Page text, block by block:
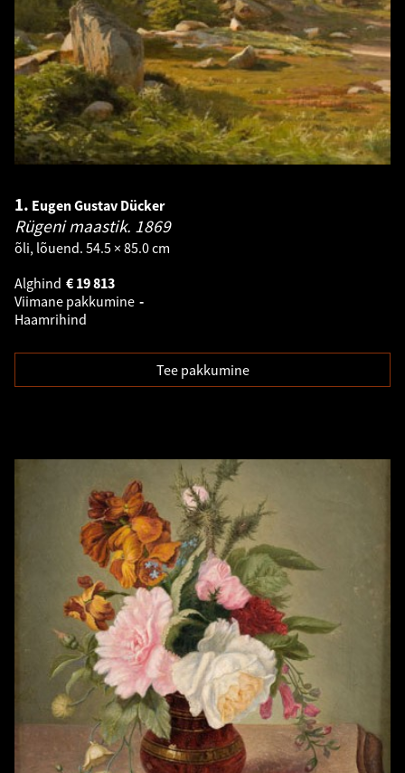
1. Eugen Gustav Dücker
Rügeni maastik. 1869
õli, lõuend. 54.5 × 85.0 cm
Alghind
19 813
€
Viimane pakkumine -
Haamrihind
Tee pakkumine